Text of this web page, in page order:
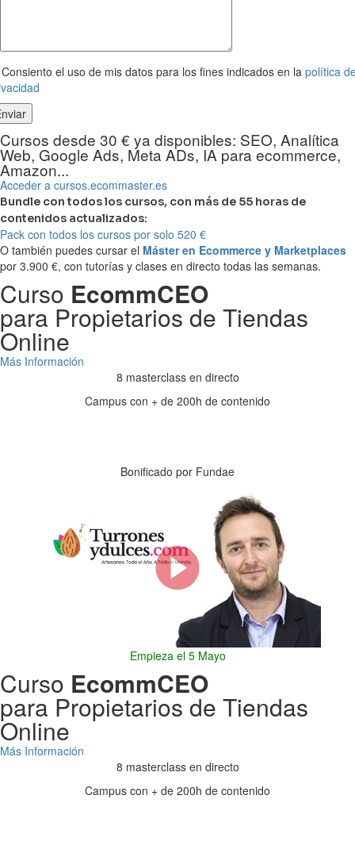
el uso de mis datos para los fines indicados en la política
Cursos desde 30 € ya disponibles: SEO, Analítica
Web, Google Ads, Meta ADs, IA para ecommerce,
Amazon...
Acceder a cursos.ecommaster.es
Bundle con todos los cursos, con más de 55 horas de
contenidos actualizados:
Pack con todos los cursos por solo 520 €
O también puedes cursar el Máster en Ecommerce y Marketplaces
por 3.900 €, con tutorías y clases en directo todas las semanas.
Curso EcommCEO
para Propietarios de Tiendas
Online
Más Información
8 masterclass en directo
Campus con + de 200h de contenido
Bonificado por Fundae
Empieza el 5 Mayo
Curso EcommCEO
para Propietarios de Tiendas
Online
Más Información
8 masterclass en directo
Campus con + de 200h de contenido